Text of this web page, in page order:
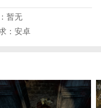
围。
玩家可以邀请好友一
挑战性，还让玩家在
足感和成就感。
特色
暂无
：安卓